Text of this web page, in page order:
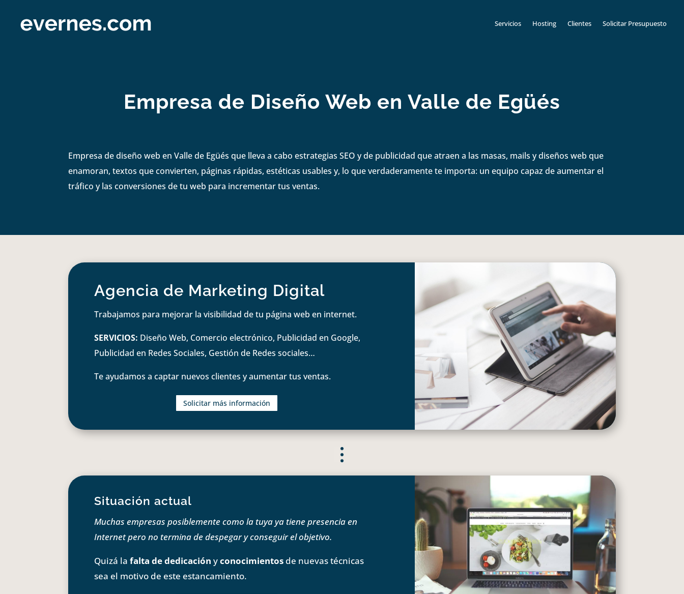
Servicios Hosting Clientes Solicitar Presupuesto
Empresa de Diseño Web en Valle de Egüés
Empresa de diseño web en Valle de Egüés que lleva a cabo estrategias SEO y de publicidad que atraen a las masas, mails y diseños web que
enamoran, textos que convierten, páginas rápidas, estéticas usables y, lo que verdaderamente te importa: un equipo capaz de aumentar el
tráfico y las conversiones de tu web para incrementar tus ventas.
Agencia de Marketing Digital
Trabajamos para mejorar la visibilidad de tu página web en internet.
SERVICIOS: Diseño Web, Comercio electrónico, Publicidad en Google,
Publicidad en Redes Sociales, Gestión de Redes sociales…
Te ayudamos a captar nuevos clientes y aumentar tus ventas.
Solicitar más información
Situación actual
Muchas empresas posiblemente como la tuya ya tiene presencia en
Internet pero no termina de despegar y conseguir el objetivo.
Quizá lafalta de dedicación yconocimientos de nuevas técnicas
sea el motivo de este estancamiento.